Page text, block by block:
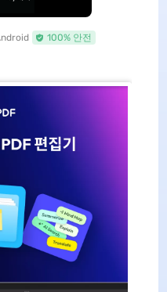
100% 안전